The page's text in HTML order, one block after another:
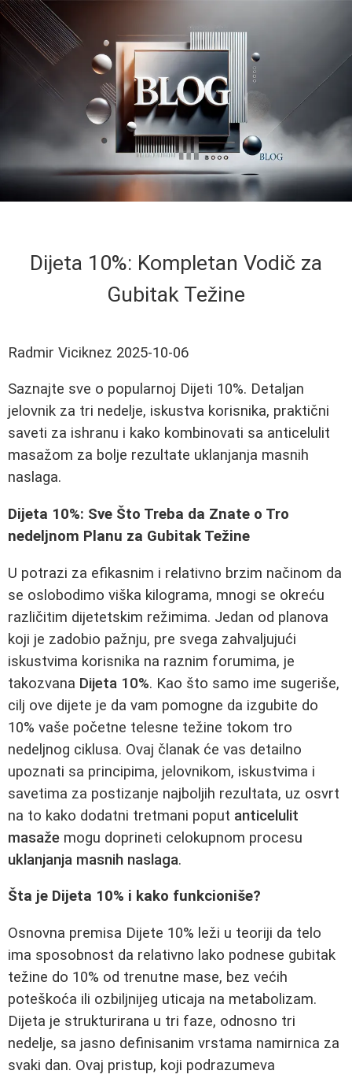
Dijeta 10%: Kompletan Vodič za
Gubitak Težine
Radmir Viciknez 2025-10-06
Saznajte sve o popularnoj Dijeti 10%. Detaljan
jelovnik za tri nedelje, iskustva korisnika, praktični
saveti za ishranu i kako kombinovati sa anticelulit
masažom za bolje rezultate uklanjanja masnih
naslaga.
Dijeta 10%: Sve Što Treba da Znate o Tro
nedeljnom Planu za Gubitak Težine
U potrazi za efikasnim i relativno brzim načinom da
se oslobodimo viška kilograma, mnogi se okreću
različitim dijetetskim režimima. Jedan od planova
koji je zadobio pažnju, pre svega zahvaljujući
iskustvima korisnika na raznim forumima, je
takozvana Dijeta 10%. Kao što samo ime sugeriše,
cilj ove dijete je da vam pomogne da izgubite do
10% vaše početne telesne težine tokom tro
nedeljnog ciklusa. Ovaj članak će vas detailno
upoznati sa principima, jelovnikom, iskustvima i
savetima za postizanje najboljih rezultata, uz osvrt
na to kako dodatni tretmani poput anticelulit
masaže mogu doprineti celokupnom procesu
uklanjanja masnih naslaga.
Šta je Dijeta 10% i kako funkcioniše?
Osnovna premisa Dijete 10% leži u teoriji da telo
ima sposobnost da relativno lako podnese gubitak
težine do 10% od trenutne mase, bez većih
poteškoća ili ozbiljnijeg uticaja na metabolizam.
Dijeta je strukturirana u tri faze, odnosno tri
nedelje, sa jasno definisanim vrstama namirnica za
svaki dan. Ovaj pristup, koji podrazumeva